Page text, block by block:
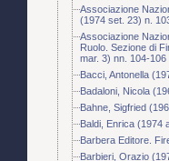
Associazione
(1974 set. 23) n.
Associazione
Ruolo. Sezione di
mar. 3) nn. 104-106
Bacci, Antonella
Badaloni, Nicola
Bahne, Sigfried
Baldi, Enrica (1974
Barbera Editore.
Barbieri, Orazio